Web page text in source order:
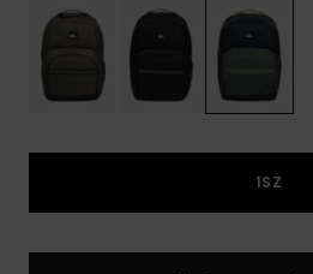
les plus
fréquentes
et notre
formulaire
de
contact.
1SZ